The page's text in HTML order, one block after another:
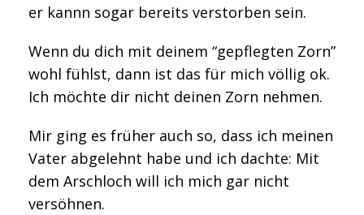
er kannn sogar bereits verstorben sein.
Wenn du dich mit deinem “gepflegten Zorn”
wohl fühlst, dann ist das für mich völlig ok.
Ich möchte dir nicht deinen Zorn nehmen.
Mir ging es früher auch so, dass ich meinen
Vater abgelehnt habe und ich dachte: Mit
dem Arschloch will ich mich gar nicht
versöhnen.